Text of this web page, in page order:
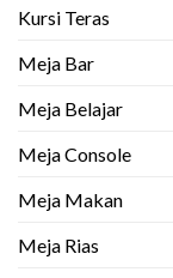
Kursi Teras
Meja Bar
Meja Belajar
Meja Console
Meja Makan
Meja Rias